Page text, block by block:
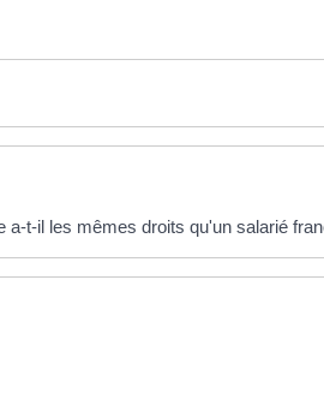
a-t-il les mêmes droits qu'un salarié